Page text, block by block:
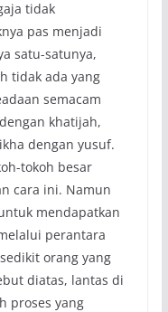
tidak
pas menjadi
satu-satunya,
tidak ada yang
semacam
khatijah,
dengan yusuf.
tokoh besar
cara ini. Namun
mendapatkan
perantara
orang yang
diatas, lantas di
proses yang